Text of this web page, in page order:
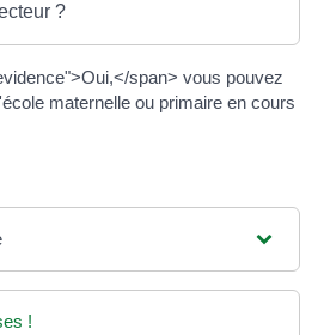
?
span> vous pouvez
maternelle ou primaire en cours
!